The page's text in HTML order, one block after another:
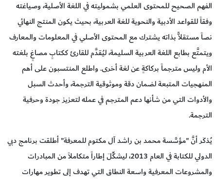
الفهم الصحيح للمحتوى العلمي بشموليته في اللغة الأصلية، وصياغته
وفقاً للقواعد الأدبية والنحوية للغة العربية، بحيث يكون المنتج النهائي
نصاً مستقلاًّ بذاته يشترك مع المحتوى الأصلي في المعلومات والمعارف
ويتمتَّع بطابع اللغة العربية السليمة، ليُقدَّم للقارئ ككتابٍ مصاغٍ بلغته
الأم وليس مترجماً بركاكةٍ عن لغة أخرى. واطلع المنتسبون على أهم
المنهجيات المتبعة لضمان دقة وموثوقية الترجمة، وأحدث السبل
والأدوات التي من شأنها دعم المترجم في عمله لتعزيز جودة وحرفية
الترجمة.
يُذكَر أنَّ "مؤسَّسة محمد بن راشد آل مكتوم للمعرفة" أطلقت برنامج دبي
الدولي للكتابة في العام 2013، ليشكِّلَ إطاراً متكاملاً من المبادرات
والمشروعات المعرفية واسعة النطاق التي تهدف إلى تطوير مهارات